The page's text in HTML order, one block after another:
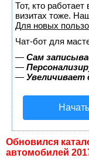
Тот, кто
визитах тоже.
Для новых
Чат-бот для
— Сам
—
—
Обновился
автомобилей